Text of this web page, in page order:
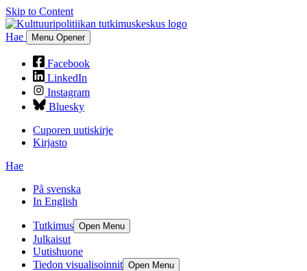
Skip to Content
Hae Menu Opener
Facebook
LinkedIn
Instagram
Bluesky
Cuporen uutiskirje
Kirjasto
Hae
På svenska
In English
Tutkimus Open Menu
Julkaisut
Uutishuone
Tiedon visualisoinnit Open Menu